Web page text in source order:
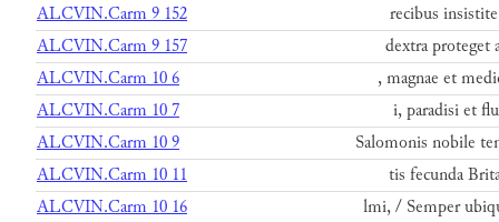
ALCVIN.Carm 9 152
recibus
ALCVIN.Carm 9 157
dextra proteget
ALCVIN.Carm 10 6
, magnae et
ALCVIN.Carm 10 7
i, paradisi et
ALCVIN.Carm 10 9
Salomonis nobile
ALCVIN.Carm 10 11
tis fecunda
ALCVIN.Carm 10 16
lmi, / Semper